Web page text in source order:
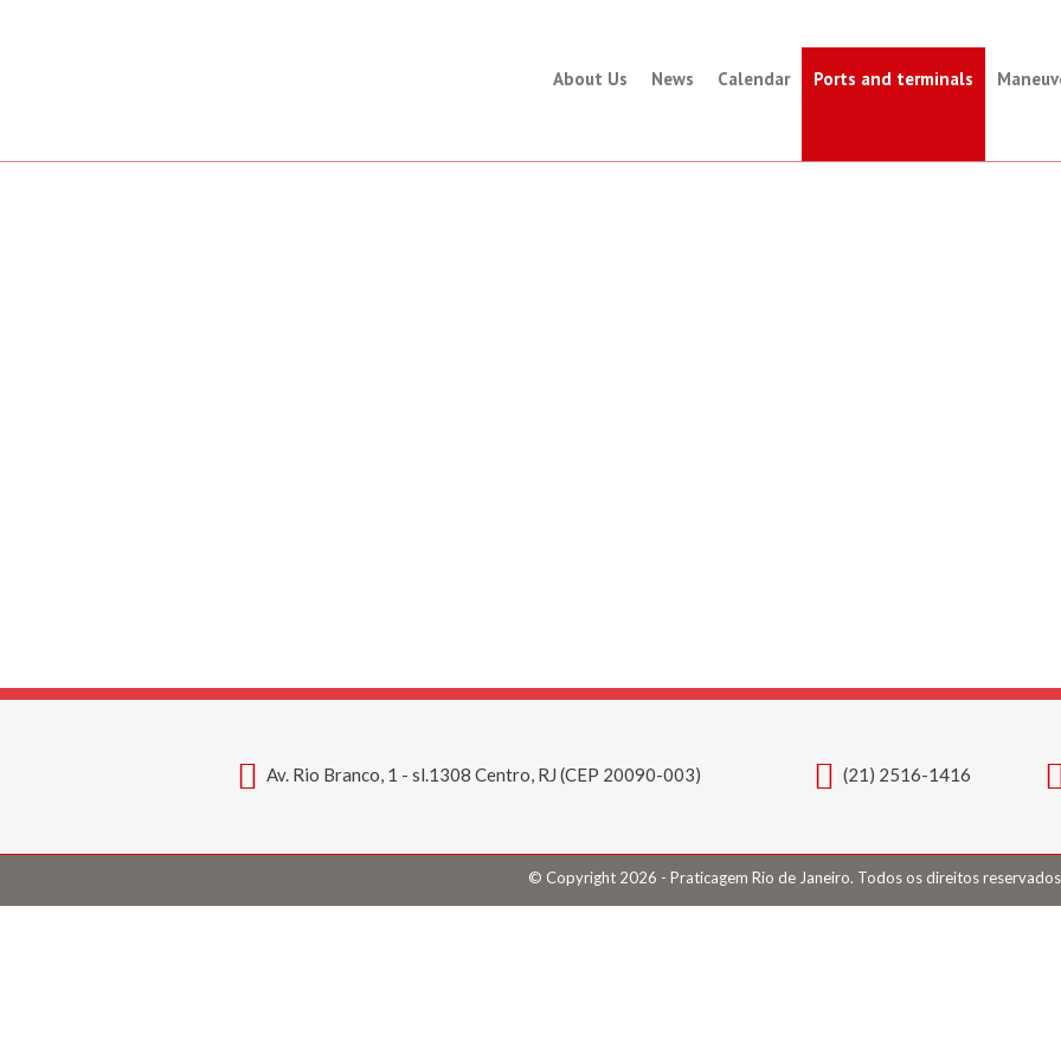
About Us News Calendar Ports and terminals
Av. Rio Branco, 1 - sl.1308 Centro, RJ (CEP 20090-003) (21) 2516-1416
© Copyright 2026 - Praticagem Rio de Janeiro. Todos os direitos